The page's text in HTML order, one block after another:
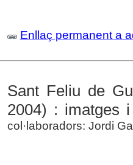
Enllaç permanent a
Sant Feliu de
2004) : imatges
col·laboradors: Jordi